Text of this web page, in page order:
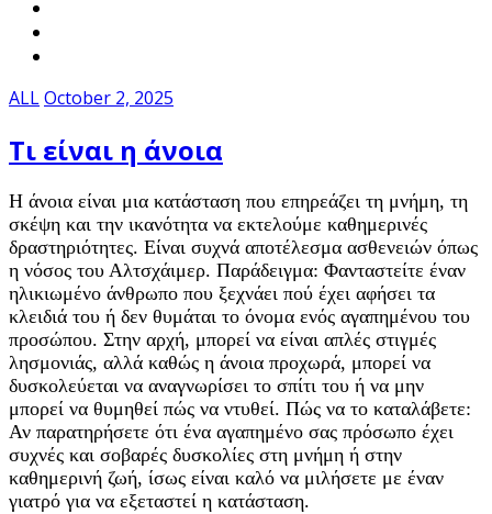
ALLOctober 2, 2025
Τι είναι η άνοια
Η άνοια είναι μια κατάσταση που επηρεάζει τη μνήμη, τη
σκέψη και την ικανότητα να εκτελούμε καθημερινές
δραστηριότητες. Είναι συχνά αποτέλεσμα ασθενειών όπως
η νόσος του Αλτσχάιμερ. Παράδειγμα: Φανταστείτε έναν
ηλικιωμένο άνθρωπο που ξεχνάει πού έχει αφήσει τα
κλειδιά του ή δεν θυμάται το όνομα ενός αγαπημένου του
προσώπου. Στην αρχή, μπορεί να είναι απλές στιγμές
λησμονιάς, αλλά καθώς η άνοια προχωρά, μπορεί να
δυσκολεύεται να αναγνωρίσει το σπίτι του ή να μην
μπορεί να θυμηθεί πώς να ντυθεί. Πώς να το καταλάβετε:
Αν παρατηρήσετε ότι ένα αγαπημένο σας πρόσωπο έχει
συχνές και σοβαρές δυσκολίες στη μνήμη ή στην
καθημερινή ζωή, ίσως είναι καλό να μιλήσετε με έναν
γιατρό για να εξεταστεί η κατάσταση.